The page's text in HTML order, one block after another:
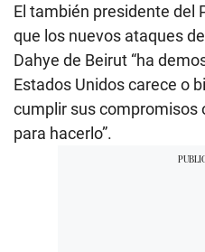
El también presidente del
que los nuevos ataques
Dahye de Beirut “ha
Estados Unidos carece o
cumplir sus compromisos
para hacerlo”.